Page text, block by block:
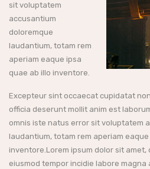
sit voluptatem
accusantium
doloremque
laudantium, totam rem
aperiam eaque ipsa
quae ab illo inventore.
Excepteur sint occaecat cupidatat
officia deserunt mollit anim est
omnis iste natus error sit voluptatem
laudantium, totam rem aperiam
inventore.Lorem ipsum dolor sit
eiusmod tempor incidie labore magna